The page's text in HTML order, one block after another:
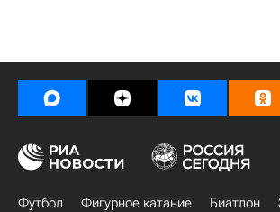
Футбол Фигурное катание Биатлон